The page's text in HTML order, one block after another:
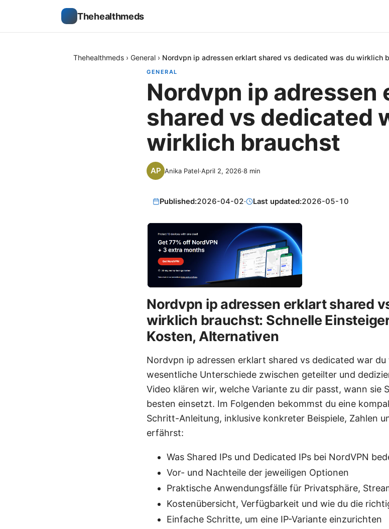
Thehealthmeds
Thehealthmeds › General › Nordvpn ip adressen erklart shared vs dedicated was du wirklich
GENERAL
Nordvpn ip adressen
shared vs dedicated
wirklich brauchst
Anika Patel·April 2, 2026·8 min
Published:2026-04-02· Last updated:2026-05-10
Nordvpn ip adressen erklart shared
wirklich brauchst: Schnelle
Kosten, Alternativen
Nordvpn ip adressen erklart shared vs dedicated war
wesentliche Unterschiede zwischen geteilter und
Video klären wir, welche Variante zu dir passt, wann sie
besten einsetzt. Im Folgenden bekommst du eine
Schritt-Anleitung, inklusive konkreter Beispiele, Zahlen
erfährst:
Was Shared IPs und Dedicated IPs bei NordVPN
Vor- und Nachteile der jeweiligen Optionen
Praktische Anwendungsfälle für Privatsphäre,
Kostenübersicht, Verfügbarkeit und wie du die
Einfache Schritte, um eine IP-Variante einzurichten